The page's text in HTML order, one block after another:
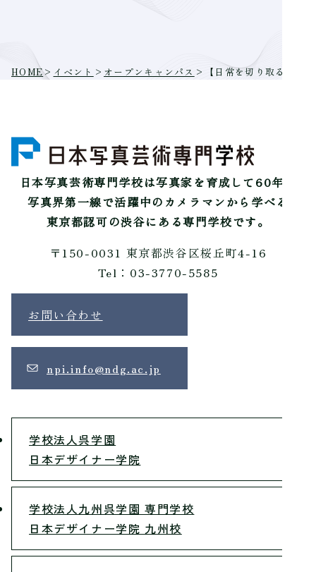
HOME> イベント > オープンキャンパス > 【日常を切り取る】は
日本写真芸術専門学校は写真家を育成して60年。
写真界第一線で活躍中のカメラマンから学べる
東京都認可の渋谷にある専門学校です。
〒150-0031 東京都渋谷区桜丘町4-16
Tel：03-3770-5585
お問い合わせ
npi.info@ndg.ac.jp
学校法人呉学園
日本デザイナー学院
学校法人九州呉学園 専門学校
日本デザイナー学院 九州校